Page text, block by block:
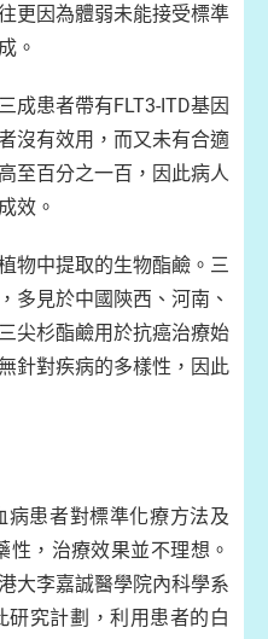
更因為體弱未能接受標準
。
成患者帶有FLT3-ITD基因
沒有效用，而又未有合適
至百分之一百，因此病人
效。
物中提取的生物酯鹼。三
多見於中國陝西、河南、
尖杉酯鹼用於抗癌治療始
針對疾病的多樣性，因此
病患者對標準化療方法及
性，治療效果並不理想。
大李嘉誠醫學院內科學系
研究計劃，利用患者的白